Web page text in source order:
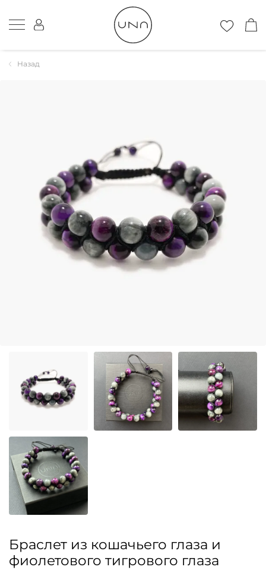
Назад
Браслет из кошачьего глаза и
фиолетового тигрового глаза